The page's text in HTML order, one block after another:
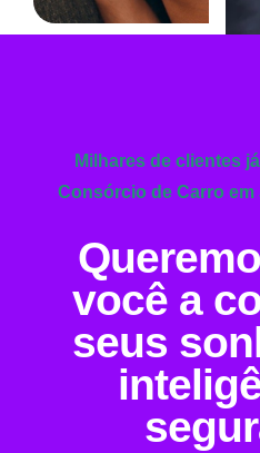
Milhares de clientes
Consórcio de Carro em
você a
seus